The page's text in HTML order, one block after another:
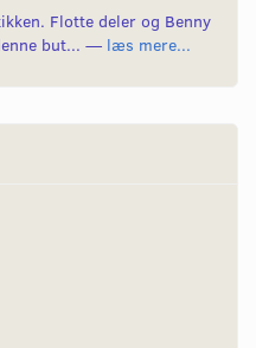
Flotte deler og Benny
but... — læs mere...